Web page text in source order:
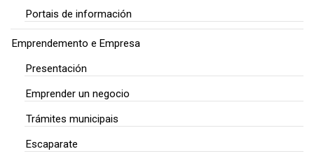
Portais de información
Emprendemento e Empresa
Presentación
Emprender un negocio
Trámites municipais
Escaparate